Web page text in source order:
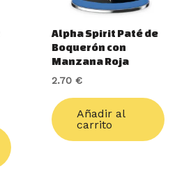
Alpha Spirit Paté de
Boquerón con
Manzana Roja
2.70€
Añadir al
carrito